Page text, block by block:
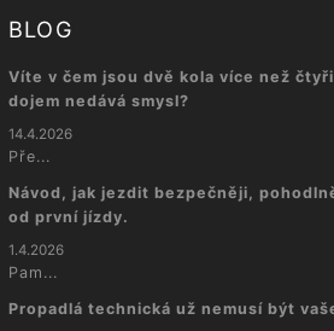
BLOG
Víte v čem jsou dvě kola více než
dojem nedává smysl?
14.4.2026
Pře...
Návod, jak jezdit bezpečněji,
od první jízdy.
1.4.2026
Pam...
Propadlá technická už nemusí být